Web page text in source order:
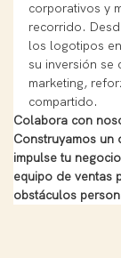
corporativos y
recorrido.
los logotipos
su inversión se
marketing,
compartido.
Colabora con
Construyamos un
impulse tu
equipo de ventas
obstáculos